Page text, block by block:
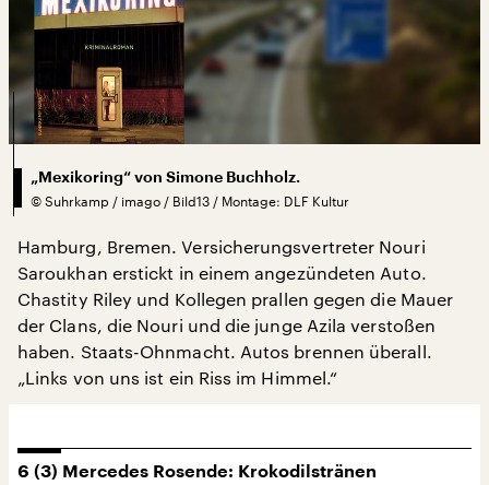
„Mexikoring“ von Simone Buchholz.
© Suhrkamp / imago / Bild13 / Montage: DLF Kultur
Hamburg, Bremen. Versicherungsvertreter Nouri
Saroukhan erstickt in einem angezündeten Auto.
Chastity Riley und Kollegen prallen gegen die Mauer
der Clans, die Nouri und die junge Azila verstoßen
haben. Staats-Ohnmacht. Autos brennen überall.
„Links von uns ist ein Riss im Himmel.“
6 (3) Mercedes Rosende: Krokodilstränen